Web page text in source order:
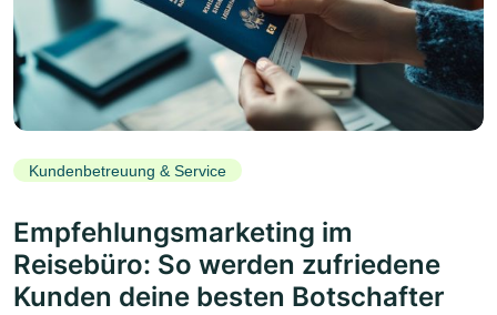
Kundenbetreuung & Service
Empfehlungsmarketing im
Reisebüro: So werden zufriedene
Kunden deine besten Botschafter